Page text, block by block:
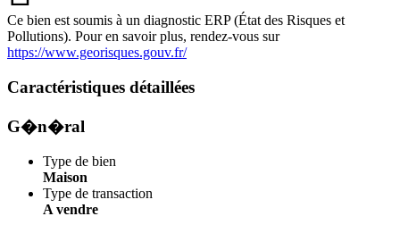
Ce bien est soumis à un diagnostic ERP (État des Risques et
Pollutions). Pour en savoir plus, rendez-vous sur
https://www.georisques.gouv.fr/
Caractéristiques détaillées
G�n�ral
Type de bien
Maison
Type de transaction
A vendre